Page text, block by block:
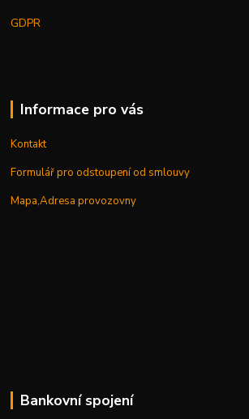
GDPR
Informace pro vás
Kontakt
Formulář pro odstoupení od smlouvy
Mapa,Adresa provozovny
Bankovní spojení